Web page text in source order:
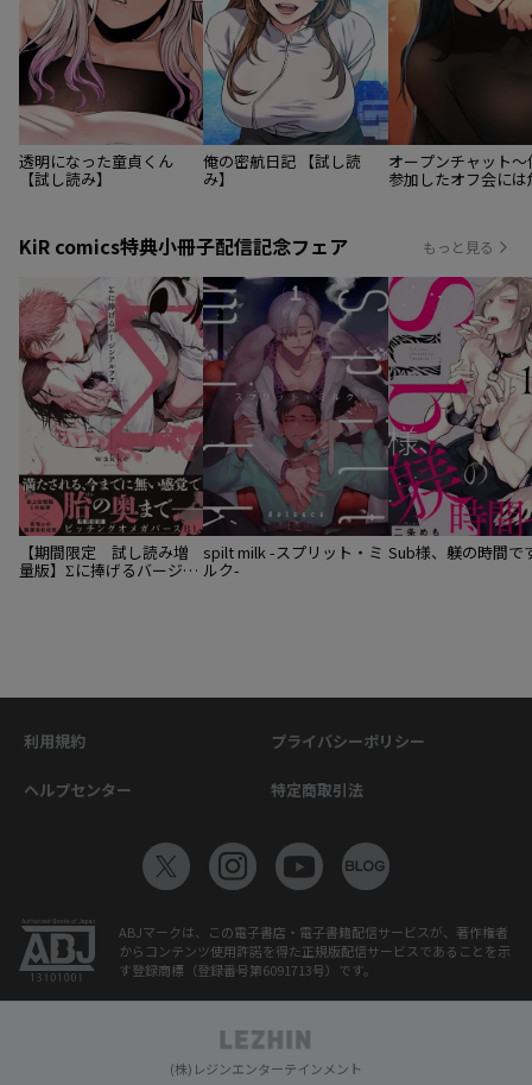
透明になった童貞くん
【試し読み】
俺の密航日記 【試し読
み】
オープンチャット〜
参加したオフ会には
KiR comics特典小冊子配信記念フェア もっと見る
【期間限定 試し読み増
量版】Σに捧げるバージン
spilt milk -スプリット・ミ
ルク-
Sub様、躾の時間で
利用規約 プライバシーポリシー
ヘルプセンター 特定商取引法
ABJマークは、この電子書店・電子書籍配信サービスが、著作権者
からコンテンツ使用許諾を得た正規版配信サービスであることを示
す登録商標（登録番号第6091713号）です。
(株)レジンエンターテインメント